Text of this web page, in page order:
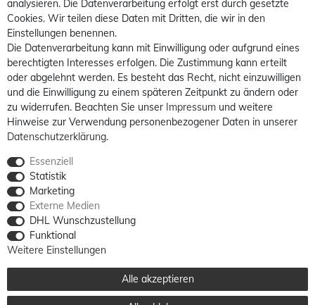
analysieren. Die Datenverarbeitung erfolgt erst durch gesetzte
Cookies. Wir teilen diese Daten mit Dritten, die wir in den
Einstellungen benennen.
Die Datenverarbeitung kann mit Einwilligung oder aufgrund eines
berechtigten Interesses erfolgen. Die Zustimmung kann erteilt
oder abgelehnt werden. Es besteht das Recht, nicht einzuwilligen
und die Einwilligung zu einem späteren Zeitpunkt zu ändern oder
zu widerrufen. Beachten Sie unser Impressum und weitere
Hinweise zur Verwendung personenbezogener Daten in unserer
Daten­schutz­erklärung.
Essenziell
Statistik
Marketing
Externe Medien
DHL Wunschzustellung
Funktional
Weitere Einstellungen
Alle akzeptieren